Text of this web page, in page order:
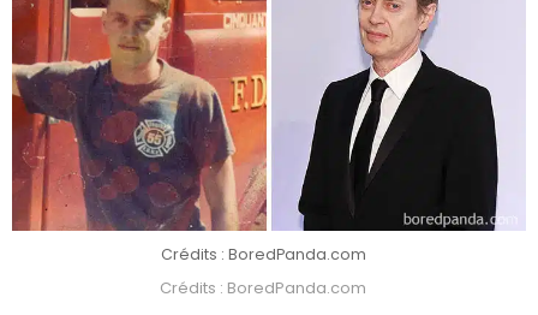
Crédits : BoredPanda.com
Crédits : BoredPanda.com